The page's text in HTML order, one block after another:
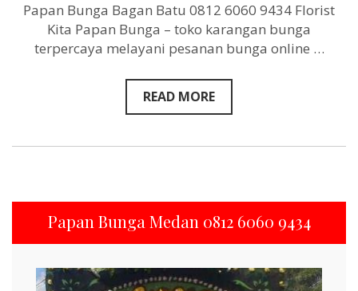
Batu
6060
9434
Papan Bunga Bagan Batu 0812 6060 9434 Florist
Kita Papan Bunga – toko karangan bunga
terpercaya melayani pesanan bunga online …
READ MORE
Papan Bunga Medan 0812 6060 9434